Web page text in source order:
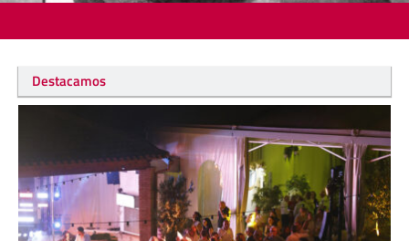
Destacamos